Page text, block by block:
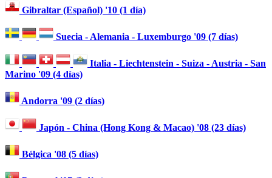
Gibraltar (Español) '10 (1 día)
Suecia - Alemania - Luxemburgo '09 (7 días)
Italia - Liechtenstein - Suiza - Austria - San
Marino '09 (4 días)
Andorra '09 (2 días)
Japón - China (Hong Kong & Macao) '08 (23 días)
Bélgica '08 (5 días)